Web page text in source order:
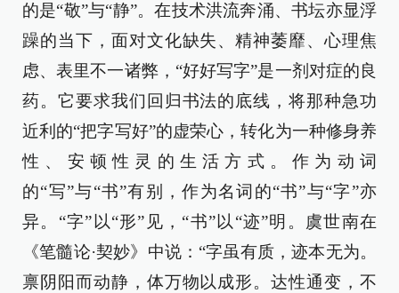
的是“敬”与“静”。在技术洪流奔涌、书坛亦显浮
躁的当下，面对文化缺失、精神萎靡、心理焦
虑、表里不一诸弊，“好好写字”是一剂对症的良
药。它要求我们回归书法的底线，将那种急功
近利的“把字写好”的虚荣心，转化为一种修身养
性、安顿性灵的生活方式。作为动词
的“写”与“书”有别，作为名词的“书”与“字”亦
异。“字”以“形”见，“书”以“迹”明。虞世南在
《笔髓论·契妙》中说：“字虽有质，迹本无为。
禀阴阳而动静，体万物以成形。达性通变，不